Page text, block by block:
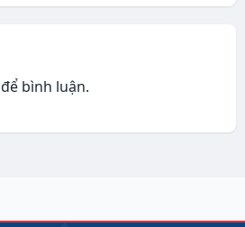
để bình luận.